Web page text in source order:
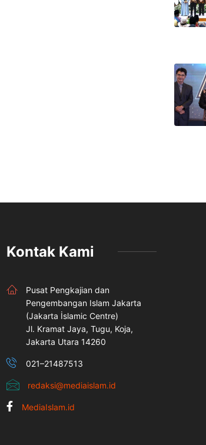
Kontak Kami
Pusat Pengkajian dan
Pengembangan Islam Jakarta
(Jakarta İslamic Centre)
Jl. Kramat Jaya, Tugu, Koja,
Jakarta Utara 14260
021–21487513
redaksi@mediaislam.id
MediaIslam.id